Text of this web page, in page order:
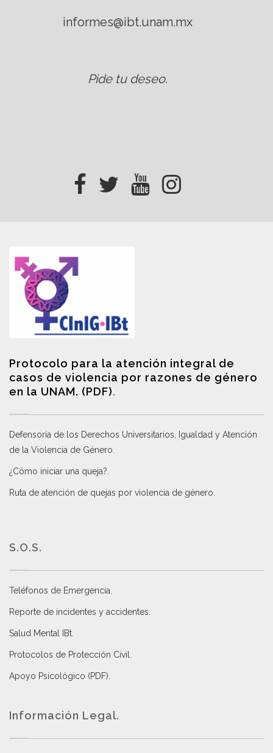
informes@ibt.unam.mx
Pide tu deseo.
Protocolo para la atención integral de
casos de violencia por razones de género
en la UNAM. (PDF).
Defensoría de los Derechos Universitarios, Igualdad y Atención
de la Violencia de Género
¿Cómo iniciar una queja?
Ruta de atención de quejas por violencia de género
S.O.S.
Teléfonos de Emergencia.
Reporte de incidentes y accidentes
Salud Mental IBt
Protocolos de Protección Civil
Apoyo Psicológico (PDF)
Información Legal.